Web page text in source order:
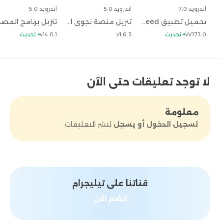
خلال تبني أحدث تقنيات التشفير والحماية مما يضمن
حماية البيانات الشخصية والمالية للمستخدمين.
6-
توفير العروض والخصومات:
يقدم تطبيق اورنج كاش
بشكل دوري عروض وخصومات على عمليات الدفع
ويوفر لهم فرصة لتوفير المال.الاسئلة الشائعة حول
تطبيق اورنج كاشهل يتطلب تسجيل في تحميل اورنج
كاشapkإنشاء حساب؟– نعم، يتطلب استخدام تحميل
اورنج كاش إصدار قديم إنشاء حساب مستخدم حيث
يتعين عليك تقديم بعض المعلومات الشخصية مثل
الاسم ورقم الهاتف والبريد الإلكتروني لإكمال عملية
الخدمات المالية مثل تحويل الأموال، والدفع الإلكتروني،
وشحن الرصيد، وغيرها. ويمكنك استخدام برنامج اورنج
كاش لإجراء عمليات مالية مختلفة بسهولة وسرعة.
تحميل ماين كرافت
تحميل تطبيق Indeed وتحديث تنزيل برنامج البحث عن الوظائف إنديد مجاناً
اندرويد 7.0
vV173.0 تحديث
تنزيل منصة نجوى التعليمية Nagwa Exams اخر اصدار مجاناً
اندرويد 5.0
v1.6.3
اندرويد 5.0
v14.0.1 تحديث
لا توجد تعليقات حتى الآن
معلومة
تسجيل الدخول أو يسجل لنشر التعليقات
قناتنا على تيليجرام
انضم الآن